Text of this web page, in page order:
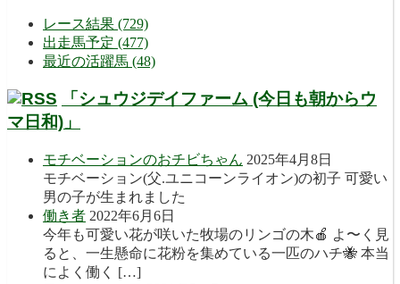
レース結果 (729)
出走馬予定 (477)
最近の活躍馬 (48)
「シュウジデイファーム (今日も朝からウ
マ日和)」
モチベーションのおチビちゃん 2025年4月8日
モチベーション(父.ユニコーンライオン)の初子 可愛い
男の子が生まれました
働き者 2022年6月6日
今年も可愛い花が咲いた牧場のリンゴの木🍎 よ〜く見
ると、一生懸命に花粉を集めている一匹のハチ🐝 本当
によく働く […]